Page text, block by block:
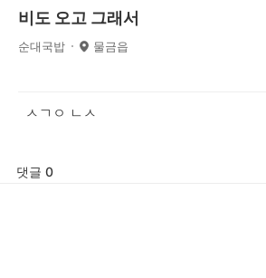
비도 오고 그래서
순대국밥 물금읍
ㅅㄱㅇ ㄴㅅ
댓글 0